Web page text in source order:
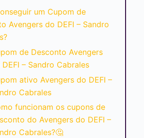
um Cupom de
Avengers do DEFI – Sandro
de Desconto Avengers
– Sandro Cabrales
ativo Avengers do DEFI –
Cabrales
funcionam os cupons de
do Avengers do DEFI –
Cabrales?🤔